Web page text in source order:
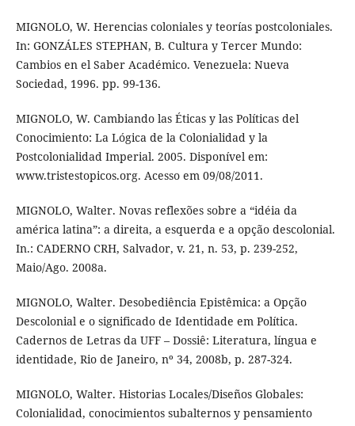
MIGNOLO, W. Herencias coloniales y teorías postcoloniales.
In: GONZÁLES STEPHAN, B. Cultura y Tercer Mundo:
Cambios en el Saber Académico. Venezuela: Nueva
Sociedad, 1996. pp. 99-136.
MIGNOLO, W. Cambiando las Éticas y las Políticas del
Conocimiento: La Lógica de la Colonialidad y la
Postcolonialidad Imperial. 2005. Disponível em:
www.tristestopicos.org. Acesso em 09/08/2011.
MIGNOLO, Walter. Novas reflexões sobre a “idéia da
américa latina”: a direita, a esquerda e a opção descolonial.
In.: CADERNO CRH, Salvador, v. 21, n. 53, p. 239-252,
Maio/Ago. 2008a.
MIGNOLO, Walter. Desobediência Epistêmica: a Opção
Descolonial e o significado de Identidade em Política.
Cadernos de Letras da UFF – Dossiê: Literatura, língua e
identidade, Rio de Janeiro, nº 34, 2008b, p. 287-324.
MIGNOLO, Walter. Historias Locales/Diseños Globales:
Colonialidad, conocimientos subalternos y pensamiento